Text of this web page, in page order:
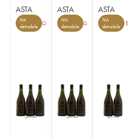
ASTA
IVA
detraibile
ASTA
IVA
detraibile
ASTA
IVA
detraibile
1